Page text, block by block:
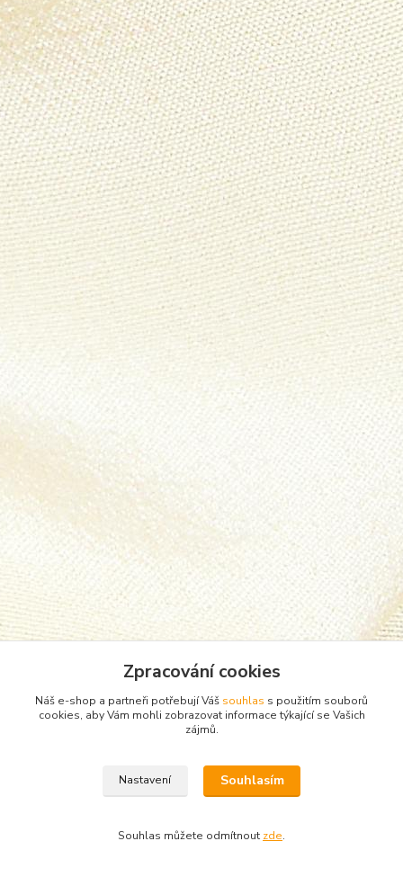
Zboží zařazeno v kategoriích
Punčocháče, silonky, ponožky
Zpracování cookies
Náš e-shop a partneři potřebují Váš souhlas s použitím souborů
cookies, aby Vám mohli zobrazovat informace týkající se Vašich
zájmů.
Nastavení Souhlasím
Souhlas můžete odmítnout zde.